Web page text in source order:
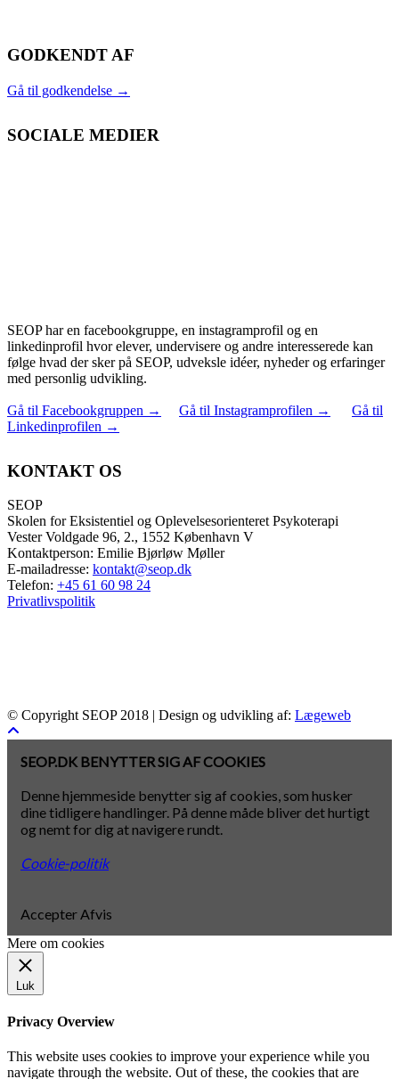
GODKENDT AF
Gå til godkendelse →
SOCIALE MEDIER
SEOP har en facebookgruppe, en instagramprofil og en
linkedinprofil hvor elever, undervisere og andre interesserede kan
følge hvad der sker på SEOP, udveksle idéer, nyheder og erfaringer
med personlig udvikling.
Gå til Facebookgruppen → Gå til Instagramprofilen →
Gå til
Linkedinprofilen →
KONTAKT OS
SEOP
Skolen for Eksistentiel og Oplevelsesorienteret Psykoterapi
Vester Voldgade 96, 2., 1552 København V
Kontaktperson: Emilie Bjørløw Møller
E-mailadresse: kontakt@seop.dk
Telefon: +45 61 60 98 24
Privatlivspolitik
© Copyright SEOP 2018 | Design og udvikling af: Lægeweb
SEOP.DK BENYTTER SIG AF COOKIES
Denne hjemmeside benytter sig af cookies, som husker
dine tidligere handlinger. På denne måde bliver det hurtigt
og nemt for dig at navigere rundt.
Cookie-politik
Accepter Afvis
Mere om cookies
Luk
Privacy Overview
This website uses cookies to improve your experience while you
navigate through the website. Out of these, the cookies that are